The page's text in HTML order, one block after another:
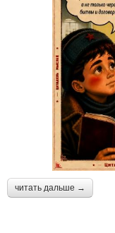
читать дальше →